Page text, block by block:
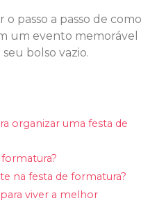
o passo a passo de como
um evento memorável
bolso vazio.
organizar uma festa de
na festa de formatura?
viver a melhor